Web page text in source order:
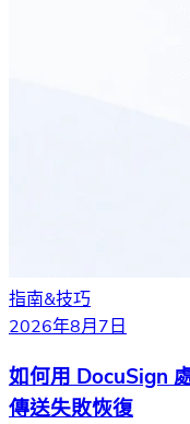
指南&技巧
2026年8月7日
如何用 DocuSign
傳送失敗恢復